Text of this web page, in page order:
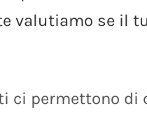
valutiamo se il
indicata,